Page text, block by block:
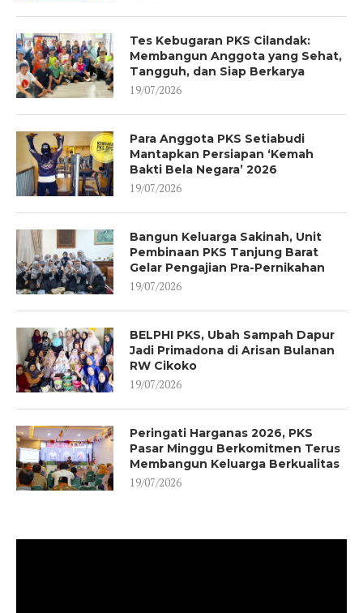
Tes Kebugaran PKS Cilandak:
Membangun Anggota yang Sehat,
Tangguh, dan Siap Berkarya
19/07/2026
Para Anggota PKS Setiabudi
Mantapkan Persiapan ‘Kemah
Bakti Bela Negara’ 2026
19/07/2026
Bangun Keluarga Sakinah, Unit
Pembinaan PKS Tanjung Barat
Gelar Pengajian Pra-Pernikahan
19/07/2026
BELPHI PKS, Ubah Sampah Dapur
Jadi Primadona di Arisan Bulanan
RW Cikoko
19/07/2026
Peringati Harganas 2026, PKS
Pasar Minggu Berkomitmen Terus
Membangun Keluarga Berkualitas
19/07/2026